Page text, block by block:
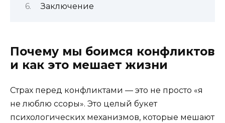
Заключение
Почему мы боимся конфликтов
и как это мешает жизни
Страх перед конфликтами — это не просто «я
не люблю ссоры». Это целый букет
психологических механизмов, которые мешают